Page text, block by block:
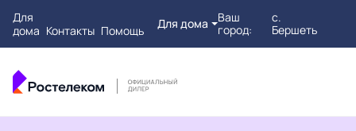
Для
дома Контакты Помощь Для дома
Ваш
город:
с.
Бершеть